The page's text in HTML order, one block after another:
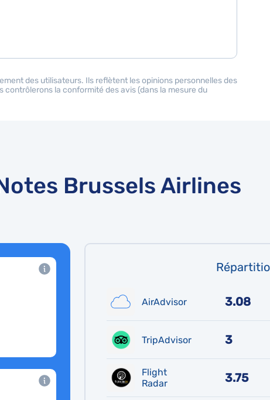
des utilisateurs. Ils reflètent les opinions personnelles des
contrôlerons la conformité des avis (dans la mesure du
Brussels Airlines
AirAdvisor 3.08
TripAdvisor 3
Flight
Radar
3.75